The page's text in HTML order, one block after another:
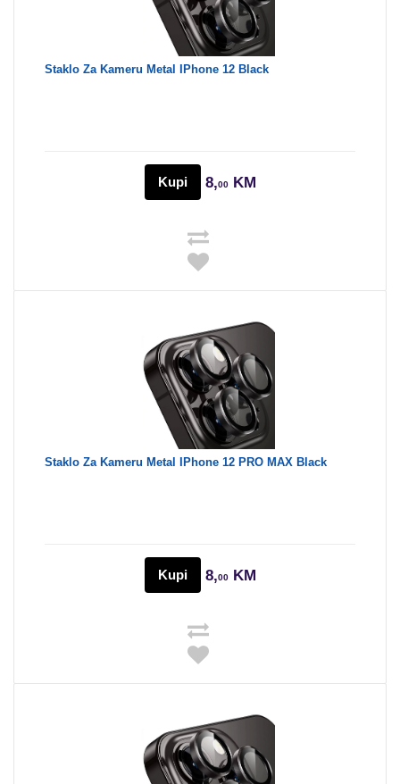
Staklo Za Kameru Metal IPhone 12 Black
Kupi 8,00KM
Staklo Za Kameru Metal IPhone 12 PRO MAX Black
Kupi 8,00KM